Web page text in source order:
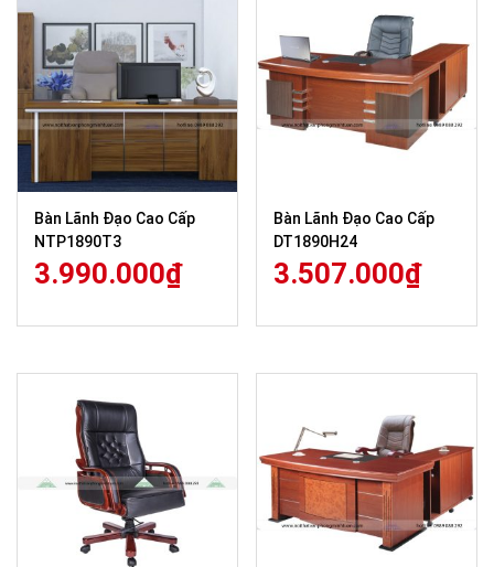
Bàn Lãnh Đạo Cao Cấp
NTP1890T3
3.990.000₫
Bàn Lãnh Đạo Cao Cấp
DT1890H24
3.507.000₫